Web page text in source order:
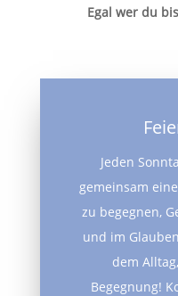
Egal wer du
Jeden
gemeinsam
zu begegnen,
und im
dem
Begegnung!